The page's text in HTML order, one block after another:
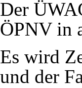
Der
ÖPNV in
Es wird
und der